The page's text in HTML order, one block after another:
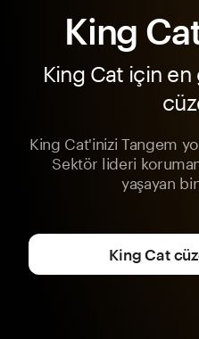
King
King Cat için
King Cat'inizi Tangem
Sektör lideri
yaşayan
King Cat